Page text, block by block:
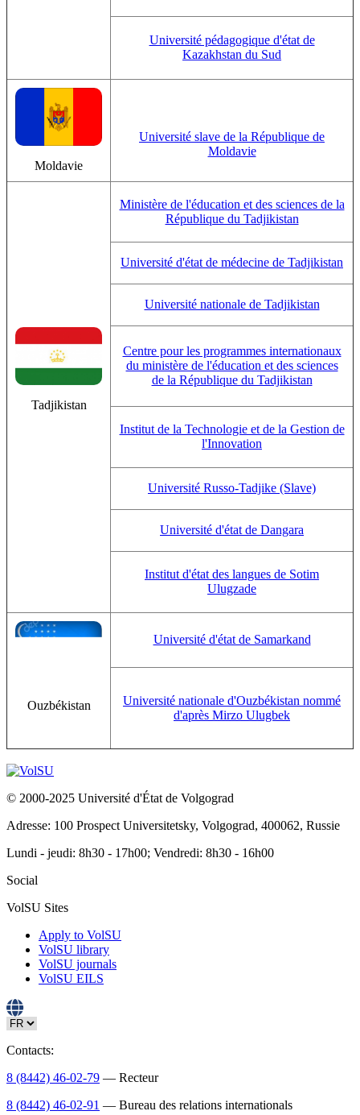
Université pédagogique d'état de
Kazakhstan du Sud
Moldavie
Université slave de la République de
Moldavie
Tadjikistan
Ministère de l'éducation et des sciences de la
République du Tadjikistan
Université d'état de médecine de Tadjikistan
Université nationale de Tadjikistan
Centre pour les programmes internationaux
du ministère de l'éducation et des sciences
de la République du Tadjikistan
Institut de la Technologie et de la Gestion de
l'Innovation
Université Russo-Tadjike (Slave)
Université d'état de Dangara
Institut d'état des langues de Sotim
Ulugzade
Ouzbékistan
Université d'état de Samarkand
Université nationale d'Ouzbékistan nommé
d'après Mirzo Ulugbek
© 2000-2025 Université d'État de Volgograd
Adresse: 100 Prospect Universitetsky, Volgograd, 400062, Russie
Lundi - jeudi: 8h30 - 17h00; Vendredi: 8h30 - 16h00
Social
VolSU Sites
Apply to VolSU
VolSU library
VolSU journals
VolSU EILS
Contacts:
8 (8442) 46-02-79 — Recteur
8 (8442) 46-02-91 — Bureau des relations internationals